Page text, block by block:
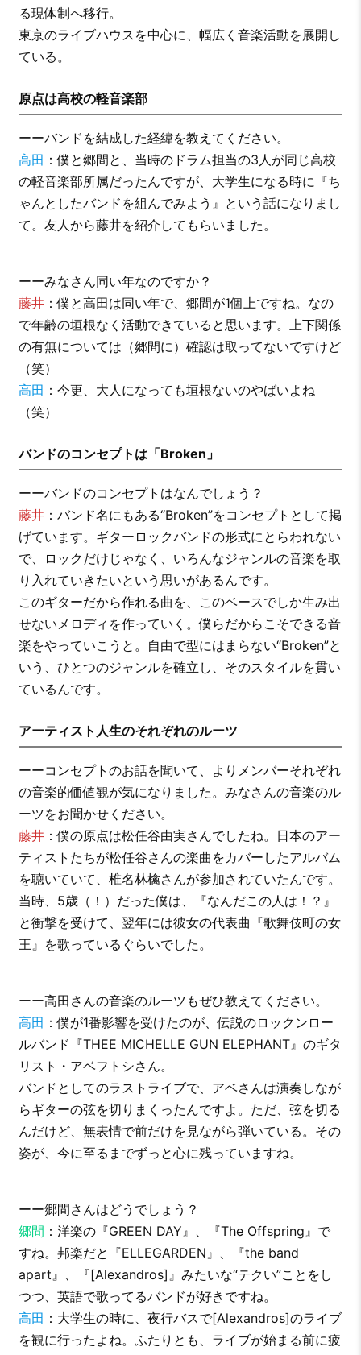
る現体制へ移行。
東京のライブハウスを中心に、幅広く音楽活動を展開し
ている。
原点は高校の軽音楽部
ーーバンドを結成した経緯を教えてください。
高田 ：僕と郷間と、当時のドラム担当の3人が同じ高校
の軽音楽部所属だったんですが、大学生になる時に『ち
ゃんとしたバンドを組んでみよう』という話になりまし
て。友人から藤井を紹介してもらいました。
ーーみなさん同い年なのですか？
藤井：僕と高田は同い年で、郷間が1個上ですね。なの
で年齢の垣根なく活動できていると思います。上下関係
の有無については（郷間に）確認は取ってないですけど
（笑）
高田 ：今更、大人になっても垣根ないのやばいよね
（笑）
バンドのコンセプトは「Broken」
ーーバンドのコンセプトはなんでしょう？
藤井：バンド名にもある“Broken”をコンセプトとして掲
げています。ギターロックバンドの形式にとらわれない
で、ロックだけじゃなく、いろんなジャンルの音楽を取
り入れていきたいという思いがあるんです。
このギターだから作れる曲を、このベースでしか生み出
せないメロディを作っていく。僕らだからこそできる音
楽をやっていこうと。自由で型にはまらない“Broken”と
いう、ひとつのジャンルを確立し、そのスタイルを貫い
ているんです。
アーティスト人生のそれぞれのルーツ
ーーコンセプトのお話を聞いて、よりメンバーそれぞれ
の音楽的価値観が気になりました。みなさんの音楽のル
ーツをお聞かせください。
藤井：僕の原点は松任谷由実さんでしたね。日本のアー
ティストたちが松任谷さんの楽曲をカバーしたアルバム
を聴いていて、椎名林檎さんが参加されていたんです。
当時、5歳（！）だった僕は、『なんだこの人は！？』
と衝撃を受けて、翌年には彼女の代表曲『歌舞伎町の女
王』を歌っているぐらいでした。
ーー高田さんの音楽のルーツもぜひ教えてください。
高田 ：僕が1番影響を受けたのが、伝説のロックンロー
ルバンド『THEE MICHELLE GUN ELEPHANT』のギタ
リスト・アベフトシさん。
バンドとしてのラストライブで、アベさんは演奏しなが
らギターの弦を切りまくったんですよ。ただ、弦を切る
んだけど、無表情で前だけを見ながら弾いている。その
姿が、今に至るまでずっと心に残っていますね。
ーー郷間さんはどうでしょう？
郷間 ：洋楽の『GREEN DAY』、『The Offspring』で
すね。邦楽だと『ELLEGARDEN』、『the band
apart』、『[Alexandros]』みたいな“テクい”ことをし
つつ、英語で歌ってるバンドが好きですね。
高田 ：大学生の時に、夜行バスで[Alexandros]のライブ
を観に行ったよね。ふたりとも、ライブが始まる前に疲